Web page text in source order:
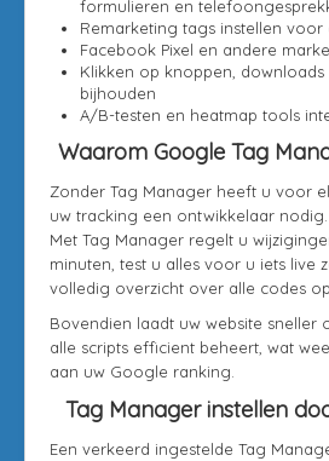
formulieren en
Remarketing tags instellen
Facebook Pixel en andere
Klikken op knoppen,
bijhouden
A/B-testen en heatmap tools
Waarom Google Tag
Zonder Tag Manager heeft u voor
uw tracking een ontwikkelaar
Met Tag Manager regelt u
minuten, test u alles voor u iets live
volledig overzicht over alle codes
Bovendien laadt uw website sneller
alle scripts efficient beheert, wat
aan uw Google ranking.
Tag Manager instellen
Een verkeerd ingestelde Tag